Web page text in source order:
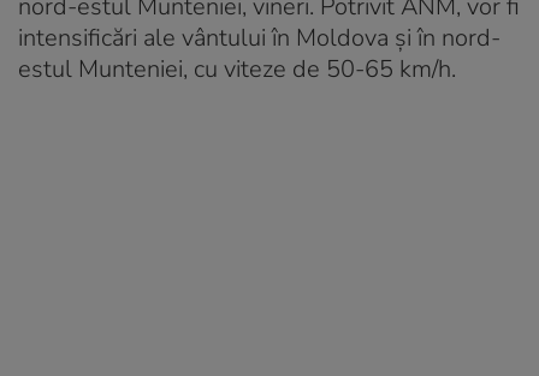
intensificări ale vântului în Moldova și în nord-
estul Munteniei, cu viteze de 50-65 km/h.